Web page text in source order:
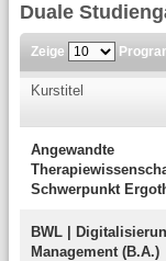
Duale
Zeige
Kurstitel
Angewandte
Schwerpunkt
BWL |
Management (B.A.)